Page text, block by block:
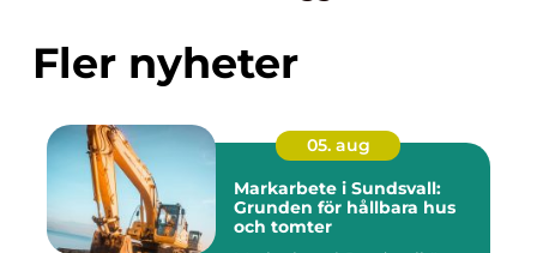
Fler nyheter
05. aug
Markarbete i Sundsvall:
Grunden för hållbara hus
och tomter